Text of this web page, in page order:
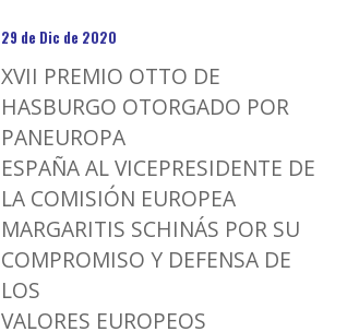
29 de Dic de 2020
XVII PREMIO OTTO DE
HASBURGO OTORGADO POR
PANEUROPA
ESPAÑA AL VICEPRESIDENTE DE
LA COMISIÓN EUROPEA
MARGARITIS SCHINÁS POR SU
COMPROMISO Y DEFENSA DE
LOS
VALORES EUROPEOS